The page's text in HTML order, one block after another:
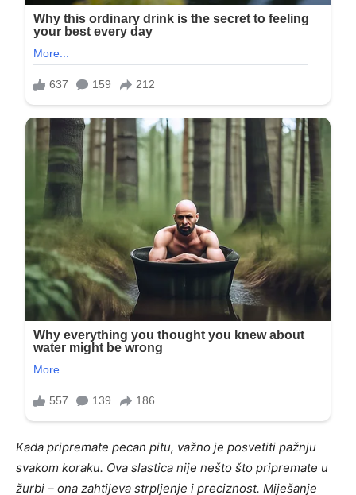
Kada pripremate pecan pitu, važno je posvetiti pažnju
svakom koraku. Ova slastica nije nešto što pripremate u
žurbi – ona zahtijeva strpljenje i preciznost. Miješanje